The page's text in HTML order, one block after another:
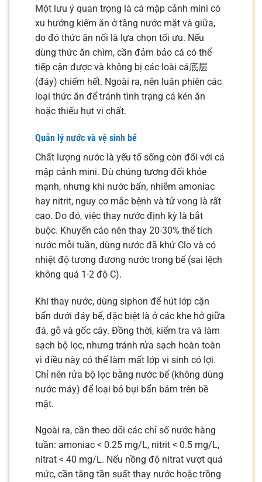
Một lưu ý quan trọng là cá mập cảnh mini có
xu hướng kiếm ăn ở tầng nước mặt và giữa,
do đó thức ăn nổi là lựa chọn tối ưu. Nếu
dùng thức ăn chìm, cần đảm bảo cá có thể
tiếp cận được và không bị các loài cá底层
(đáy) chiếm hết. Ngoài ra, nên luân phiên các
loại thức ăn để tránh tình trạng cá kén ăn
hoặc thiếu hụt vi chất.
Quản lý nước và vệ sinh bể
Chất lượng nước là yếu tố sống còn đối với cá
mập cảnh mini. Dù chúng tương đối khỏe
mạnh, nhưng khi nước bẩn, nhiễm amoniac
hay nitrit, nguy cơ mắc bệnh và tử vong là rất
cao. Do đó, việc thay nước định kỳ là bắt
buộc. Khuyến cáo nên thay 20-30% thể tích
nước mỗi tuần, dùng nước đã khử Clo và có
nhiệt độ tương đương nước trong bể (sai lệch
không quá 1-2 độ C).
Khi thay nước, dùng siphon để hút lớp cặn
bẩn dưới đáy bể, đặc biệt là ở các khe hở giữa
đá, gỗ và gốc cây. Đồng thời, kiểm tra và làm
sạch bộ lọc, nhưng tránh rửa sạch hoàn toàn
vì điều này có thể làm mất lớp vi sinh có lợi.
Chỉ nên rửa bộ lọc bằng nước bể (không dùng
nước máy) để loại bỏ bụi bẩn bám trên bề
mặt.
Ngoài ra, cần theo dõi các chỉ số nước hàng
tuần: amoniac < 0.25 mg/L, nitrit < 0.5 mg/L,
nitrat < 40 mg/L. Nếu nồng độ nitrat vượt quá
mức, cần tăng tần suất thay nước hoặc trồng